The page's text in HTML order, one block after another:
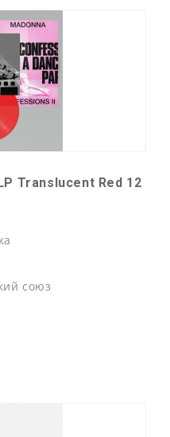
Translucent Red 12
союз